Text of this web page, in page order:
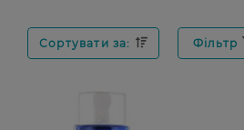
Сортувати за: Фільтр